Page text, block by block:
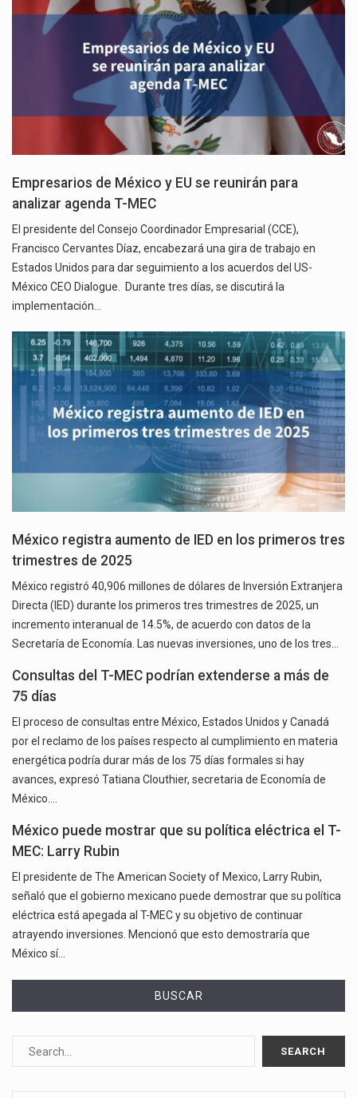
Empresarios de México y EU se reunirán para
analizar agenda T-MEC
El presidente del Consejo Coordinador Empresarial (CCE),
Francisco Cervantes Díaz, encabezará una gira de trabajo en
Estados Unidos para dar seguimiento a los acuerdos del US-
México CEO Dialogue. Durante tres días, se discutirá la
implementación…
México registra aumento de IED en los primeros tres
trimestres de 2025
México registró 40,906 millones de dólares de Inversión Extranjera
Directa (IED) durante los primeros tres trimestres de 2025, un
incremento interanual de 14.5%, de acuerdo con datos de la
Secretaría de Economía. Las nuevas inversiones, uno de los tres…
Consultas del T-MEC podrían extenderse a más de
75 días
El proceso de consultas entre México, Estados Unidos y Canadá
por el reclamo de los países respecto al cumplimiento en materia
energética podría durar más de los 75 días formales si hay
avances, expresó Tatiana Clouthier, secretaria de Economía de
México.…
México puede mostrar que su política eléctrica el T-
MEC: Larry Rubin
El presidente de The American Society of Mexico, Larry Rubin,
señaló que el gobierno mexicano puede demostrar que su política
eléctrica está apegada al T-MEC y su objetivo de continuar
atrayendo inversiones. Mencionó que esto demostraría que
México sí…
BUSCAR